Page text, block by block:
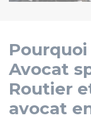
Avocat
Routier
avocat